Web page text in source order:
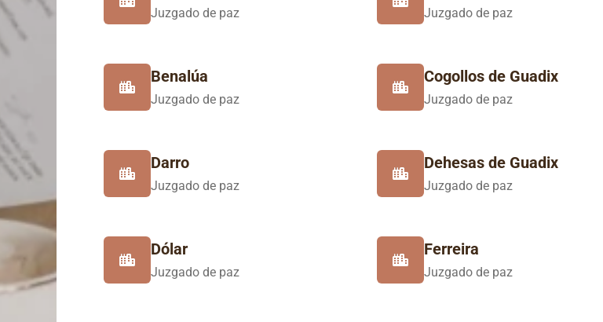
Juzgado de paz Juzgado de paz
Benalúa
Juzgado de paz
Cogollos de Guadix
Juzgado de paz
Darro
Juzgado de paz
Dehesas de Guadix
Juzgado de paz
Dólar
Juzgado de paz
Ferreira
Juzgado de paz